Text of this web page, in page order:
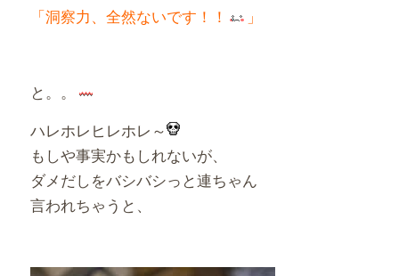
「洞察力、全然ないです！！
」
と。。
ハレホレヒレホレ～
もしや事実かもしれないが、
ダメだしをバシバシっと連ちゃん
言われちゃうと、